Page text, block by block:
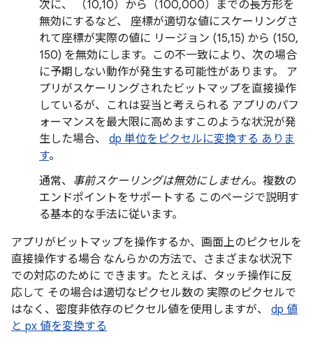
次に、 （10,10）から（100,000）までの長方形を
無効にするなど、 座標が適切な値にスケーリングさ
れて座標が実際の値に リージョン (15,15) から (150,
150) を無効にします。この不一致により、次の場合
に予期しない動作が発生する可能性があります。 ア
プリがスケーリングされたビットマップを直接操作
しているが、これは妥当と考えられる アプリのパフ
ォーマンスを最大限に高めますこのような状況が発
生した場合、 dp 単位をピクセルに変換する ありま
す。
通常、 事前スケーリングは無効にしません。複数の
エンドポイントをサポートする このページで説明す
る基本的な手法に従います。
アプリがビットマップを操作するか、画面上のピクセルを
直接操作する場合 なんらかの方法で、さまざまな状況下
での対応のために できます。たとえば、タッチ操作に反
応して その場合は適切なピクセル数の 実際のピクセルで
はなく、密度非依存のピクセル値を使用しますが、 dp 値
と px 値を変換する